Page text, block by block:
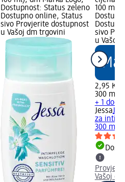
Dostupnost: Status zeleno
Dostupno online, Status
sivo Provjerite dostupnost
u Vašoj dm trgovini
100 ml);
sivo
u Vašoj
2,95 KM
300 ml
+ 1
Jessa
za
300 ml
Vašoj